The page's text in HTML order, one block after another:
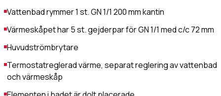
Vattenbad rymmer 1 st. GN 1/1 200 mm kantin
Värmeskåpet har 5 st. gejderpar för GN 1/1 med c/c 72 mm
Huvudströmbrytare
Termostatreglerad värme, separat reglering av vattenbad
och värmeskåp